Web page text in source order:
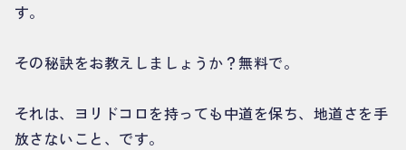
す。
その秘訣をお教えしましょうか？無料で。
それは、ヨリドコロを持っても中道を保ち、地道さを手
放さないこと、です。